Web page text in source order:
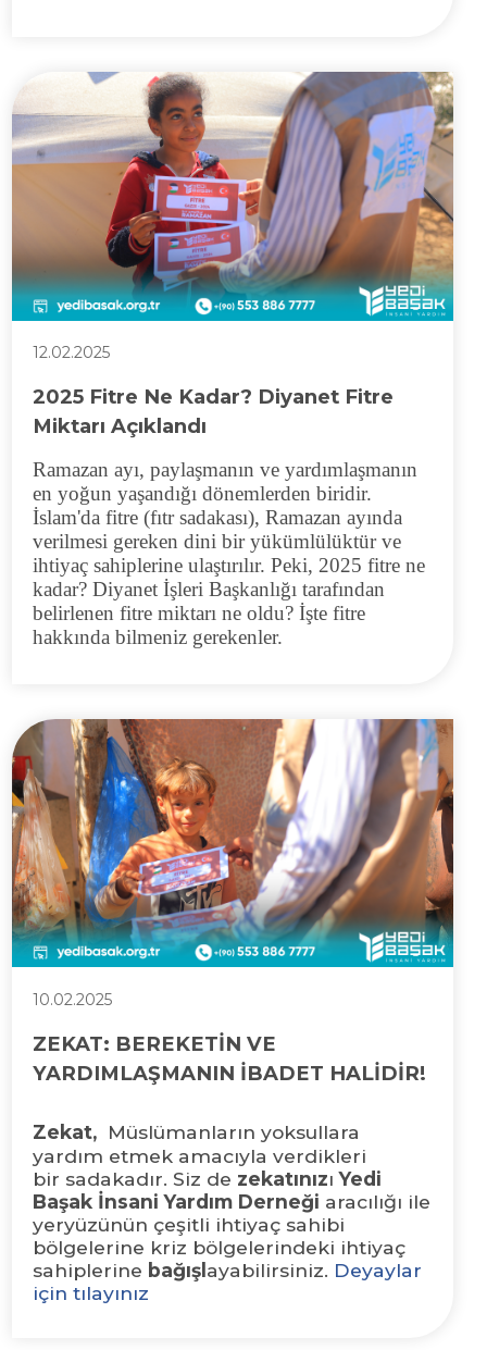
12.02.2025
2025 Fitre Ne Kadar? Diyanet Fitre
Miktarı Açıklandı
Ramazan ayı, paylaşmanın ve yardımlaşmanın
en yoğun yaşandığı dönemlerden biridir.
İslam'da fitre (fıtr sadakası), Ramazan ayında
verilmesi gereken dini bir yükümlülüktür ve
ihtiyaç sahiplerine ulaştırılır. Peki, 2025 fitre ne
kadar? Diyanet İşleri Başkanlığı tarafından
belirlenen fitre miktarı ne oldu? İşte fitre
hakkında bilmeniz gerekenler.
10.02.2025
ZEKAT: BEREKETİN VE
YARDIMLAŞMANIN İBADET HALİDİR!
Zekat, Müslümanların yoksullara
yardım etmek amacıyla verdikleri
bir sadakadır. Siz de zekatınızıYedi
Başak İnsani Yardım Derneği aracılığı ile
yeryüzünün çeşitli ihtiyaç sahibi
bölgelerine kriz bölgelerindeki ihtiyaç
sahiplerine bağışlayabilirsiniz. Deyaylar
için tılayınız